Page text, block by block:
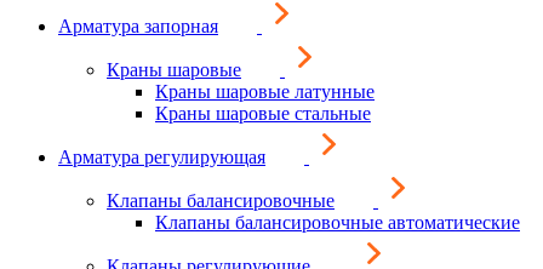
Арматура запорная
Краны шаровые
Краны шаровые латунные
Краны шаровые стальные
Арматура регулирующая
Клапаны балансировочные
Клапаны балансировочные автоматические